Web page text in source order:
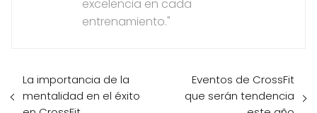
excelencia en cada
entrenamiento."
La importancia de la
mentalidad en el éxito
Eventos de CrossFit
que serán tendencia